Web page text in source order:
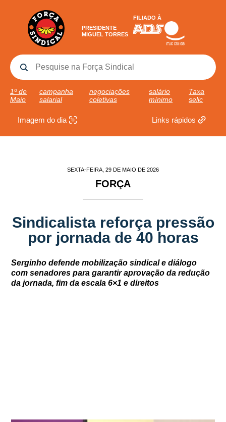
PRESIDENTE
MIGUEL TORRES
FILIADO À
1º de
Maio
campanha
salarial
negociações
coletivas
salário
mínimo
Taxa
selic
Imagem do dia Links rápidos
SEXTA-FEIRA, 29 DE MAIO DE 2026
FORÇA
Sindicalista reforça pressão
por jornada de 40 horas
Serginho defende mobilização sindical e diálogo
com senadores para garantir aprovação da redução
da jornada, fim da escala 6×1 e direitos